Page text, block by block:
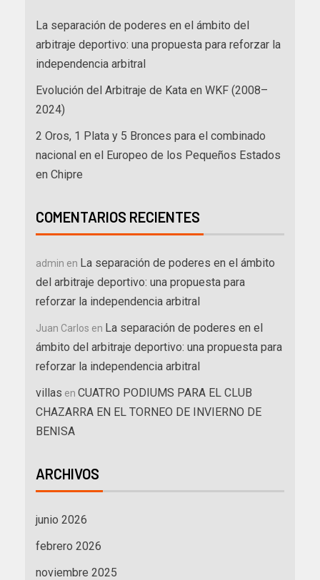
La separación de poderes en el ámbito del
arbitraje deportivo: una propuesta para reforzar la
independencia arbitral
Evolución del Arbitraje de Kata en WKF (2008–
2024)
2 Oros, 1 Plata y 5 Bronces para el combinado
nacional en el Europeo de los Pequeños Estados
en Chipre
COMENTARIOS RECIENTES
admin en La separación de poderes en el ámbito
del arbitraje deportivo: una propuesta para
reforzar la independencia arbitral
Juan Carlos en La separación de poderes en el
ámbito del arbitraje deportivo: una propuesta para
reforzar la independencia arbitral
villas en CUATRO PODIUMS PARA EL CLUB
CHAZARRA EN EL TORNEO DE INVIERNO DE
BENISA
ARCHIVOS
junio 2026
febrero 2026
noviembre 2025